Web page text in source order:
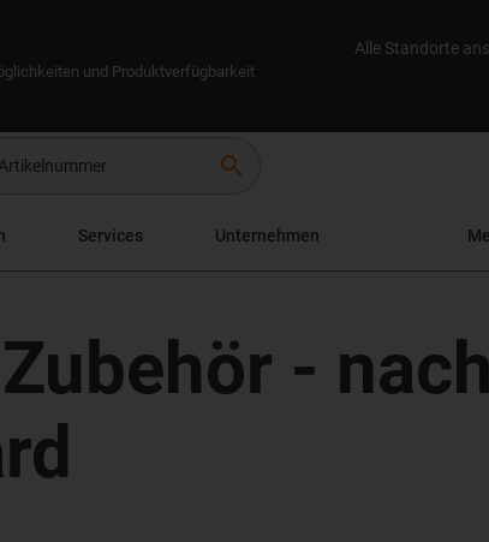
und Produktverfügbarkeit
Alle Standorte
search
Services Unternehmen
- nach